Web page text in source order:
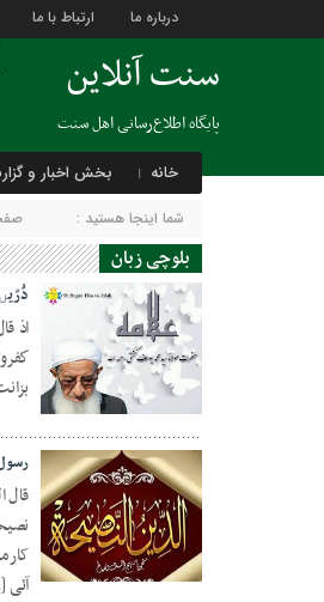
درباره ما ارتباط با ما
سنت آنلاین
پایگاه اطلاع‌رسانی اهل سنت
خانه بخش اخبار و
شما اینجا هستید :
بلوچی زبان
اذ
قال